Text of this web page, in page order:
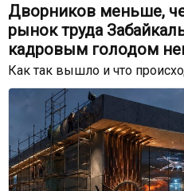
Дворников меньше,
рынок труда
кадровым голодом
Как так вышло и что